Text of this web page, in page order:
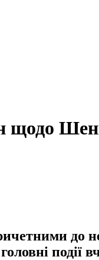
щодо
до
події